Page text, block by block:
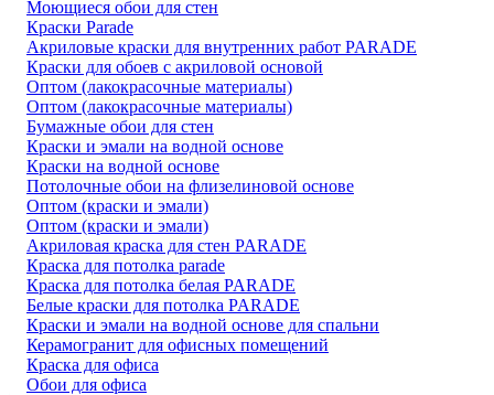
Моющиеся обои для стен
Краски Parade
Акриловые краски для внутренних работ PARADE
Краски для обоев с акриловой основой
Оптом (лакокрасочные материалы)
Оптом (лакокрасочные материалы)
Бумажные обои для стен
Краски и эмали на водной основе
Краски на водной основе
Потолочные обои на флизелиновой основе
Оптом (краски и эмали)
Оптом (краски и эмали)
Акриловая краска для стен PARADE
Краска для потолка parade
Краска для потолка белая PARADE
Белые краски для потолка PARADE
Краски и эмали на водной основе для спальни
Керамогранит для офисных помещений
Краска для офиса
Обои для офиса